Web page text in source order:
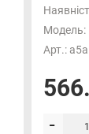
Модель:
Арт.: